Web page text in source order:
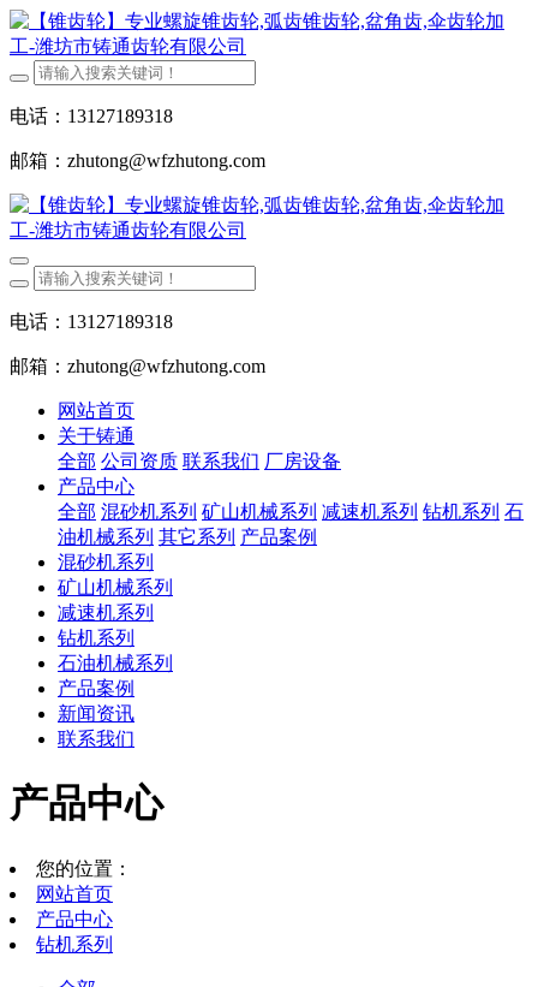
电话：13127189318
邮箱：zhutong@wfzhutong.com
电话：13127189318
邮箱：zhutong@wfzhutong.com
网站首页
关于铸通
全部 公司资质 联系我们 厂房设备
产品中心
全部 混砂机系列 矿山机械系列 减速机系列 钻机系列 石
油机械系列 其它系列 产品案例
混砂机系列
矿山机械系列
减速机系列
钻机系列
石油机械系列
产品案例
新闻资讯
联系我们
产品中心
您的位置：
网站首页
产品中心
钻机系列